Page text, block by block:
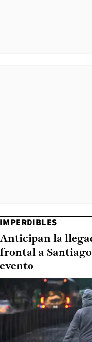
IMPERDIBLES
Anticipan la
frontal a
evento